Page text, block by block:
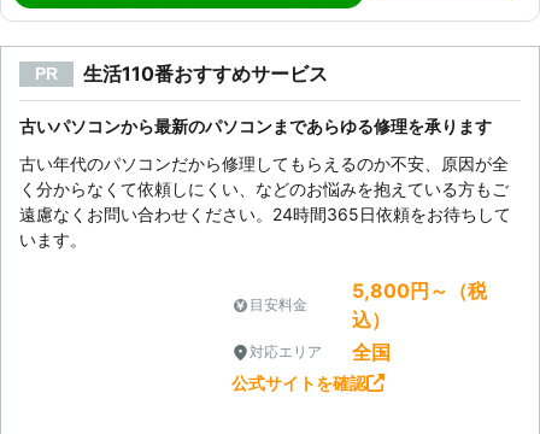
PR 生活110番おすすめサービス
古いパソコンから最新のパソコンまであらゆる修理を承ります
古い年代のパソコンだから修理してもらえるのか不安、原因が全
く分からなくて依頼しにくい、などのお悩みを抱えている方もご
遠慮なくお問い合わせください。24時間365日依頼をお待ちして
います。
目安料金
5,800円～（税
込）
対応エリア 全国
公式サイトを確認